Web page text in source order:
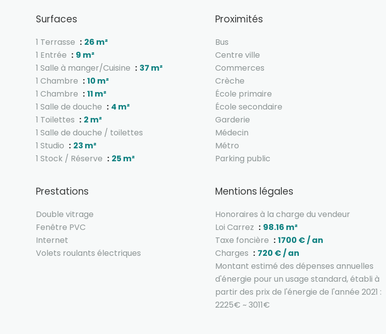
Surfaces
1 Terrasse
26 m²
1 Entrée
9 m²
1 Salle à manger/Cuisine
37 m²
1 Chambre
10 m²
1 Chambre
11 m²
1 Salle de douche
4 m²
1 Toilettes
2 m²
1 Salle de douche / toilettes
1 Studio
23 m²
1 Stock / Réserve
25 m²
Proximités
Bus
Centre ville
Commerces
Crèche
École primaire
École secondaire
Garderie
Médecin
Métro
Parking public
Prestations
Double vitrage
Fenêtre PVC
Internet
Volets roulants électriques
Mentions légales
Honoraires à la charge du vendeur
Loi Carrez
98.16 m²
Taxe foncière
1700 € / an
Charges
720 € / an
Montant estimé des dépenses annuelles
d'énergie pour un usage standard, établi à
partir des prix de l'énergie de l'année 2021 :
2225€ ~ 3011€